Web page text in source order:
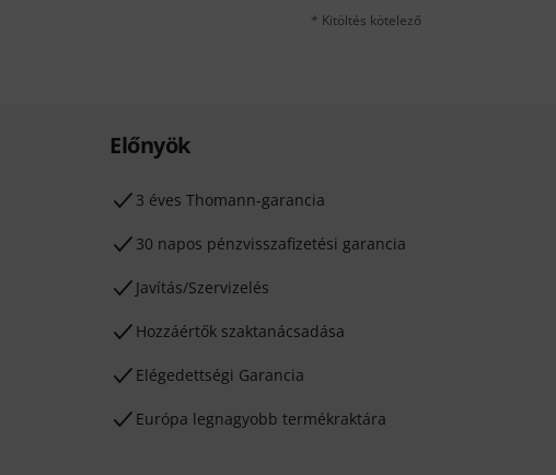
* Kitöltés kötelező
Előnyök
3 éves Thomann-garancia
30 napos pénzvisszafizetési garancia
Javítás/Szervizelés
Hozzáértők szaktanácsadása
Elégedettségi Garancia
Európa legnagyobb termékraktára